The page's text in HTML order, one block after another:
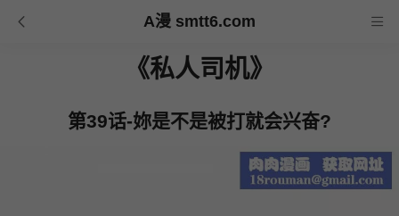
A漫 smtt6.com
《私人司机》
第39话-妳是不是被打就会兴奋?